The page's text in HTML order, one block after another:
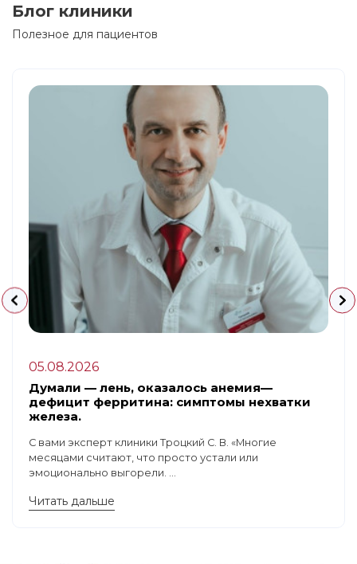
Блог клиники
Полезное для пациентов
05.08.2026
Думали — лень, оказалось анемия—
дефицит ферритина: симптомы нехватки
железа.
С вами эксперт клиники Троцкий С. В. «Многие
месяцами считают, что просто устали или
эмоционально выгорели. ...
Читать дальше